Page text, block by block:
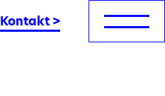
Kontakt >